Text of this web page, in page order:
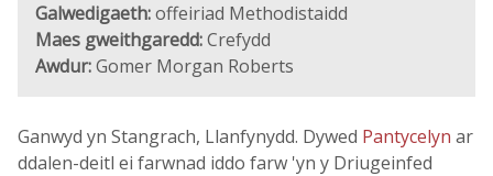
Galwedigaeth:offeiriad Methodistaidd
Maes gweithgaredd:Crefydd
Awdur:Gomer Morgan Roberts
Ganwyd yn Stangrach, Llanfynydd. Dywed Pantycelyn ar
ddalen-deitl ei farwnad iddo farw 'yn y Driugeinfed